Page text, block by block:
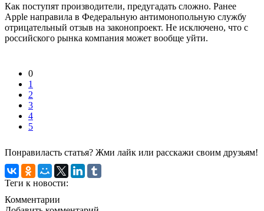
Как поступят производители, предугадать сложно. Ранее
Apple направила в Федеральную антимонопольную службу
отрицательный отзыв на законопроект. Не исключено, что с
российского рынка компания может вообще уйти.
0
1
2
3
4
5
Понравиласть статья? Жми лайк или расскажи своим друзьям!
Теги к новости:
Комментарии